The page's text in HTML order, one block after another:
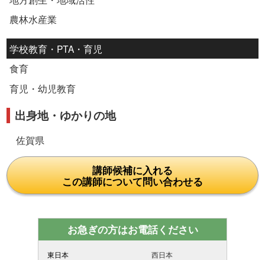
農林水産業
学校教育・PTA・育児
食育
育児・幼児教育
出身地・ゆかりの地
佐賀県
講師候補に入れる
この講師について問い合わせる
お急ぎの方はお電話ください
東日本 西日本